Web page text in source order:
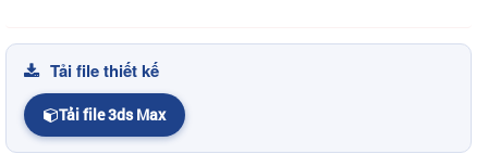
Tải file thiết kế
Tải file 3ds Max